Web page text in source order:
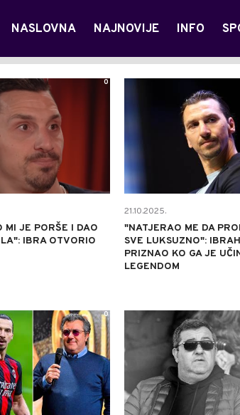
NASLOVNA NAJNOVIJE INFO
MI JE PORŠE I DAO
IBRA OTVORIO
0
21.10.2025.
"NATJERAO ME DA
SVE LUKSUZNO":
PRIZNAO KO GA JE
LEGENDOM
0